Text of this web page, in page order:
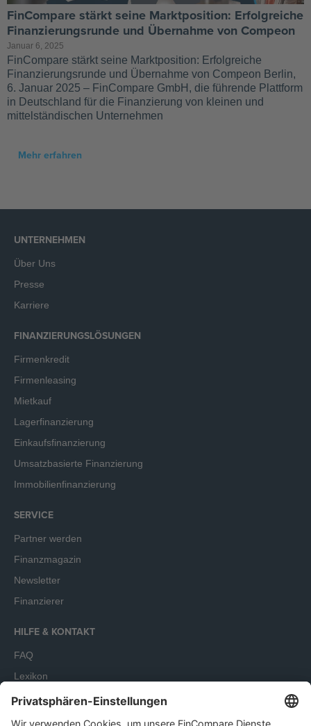
FinCompare stärkt seine Marktposition: Erfolgreiche
Finanzierungsrunde und Übernahme von Compeon
Januar 6, 2025
FinCompare stärkt seine Marktposition: Erfolgreiche
Finanzierungsrunde und Übernahme von Compeon Berlin,
6. Januar 2025 – FinCompare GmbH, die führende Plattform
in Deutschland für die Finanzierung von kleinen und
mittelständischen Unternehmen
Mehr erfahren
UNTERNEHMEN
Über Uns
Presse
Karriere
FINANZIERUNGSLÖSUNGEN
Firmenkredit
Firmenleasing
Mietkauf
Lagerfinanzierung
Einkaufsfinanzierung
Umsatzbasierte Finanzierung
Immobilienfinanzierung
SERVICE
Partner werden
Finanzmagazin
Newsletter
Finanzierer
HILFE & KONTAKT
FAQ
Lexikon
Terminbuchung